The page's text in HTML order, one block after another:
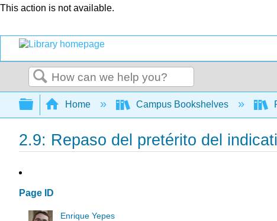
This action is not available.
Search
Expand/collapse global hierarchy
Home Campus Bookshelves
2.9: Repaso del pretérito del
Page ID
Enrique Yepes